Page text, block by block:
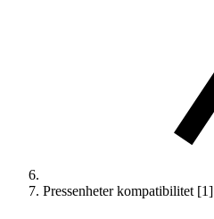
Pressenheter kompatibilitet [1]